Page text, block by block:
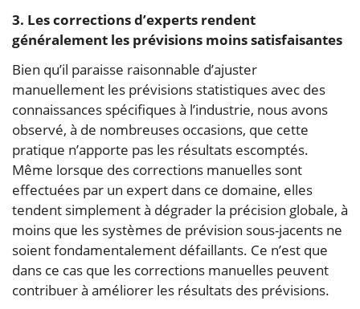
3. Les corrections d’experts rendent
généralement les prévisions moins satisfaisantes
Bien qu’il paraisse raisonnable d’ajuster
manuellement les prévisions statistiques avec des
connaissances spécifiques à l’industrie, nous avons
observé, à de nombreuses occasions, que cette
pratique n’apporte pas les résultats escomptés.
Même lorsque des corrections manuelles sont
effectuées par un expert dans ce domaine, elles
tendent simplement à dégrader la précision globale, à
moins que les systèmes de prévision sous-jacents ne
soient fondamentalement défaillants. Ce n’est que
dans ce cas que les corrections manuelles peuvent
contribuer à améliorer les résultats des prévisions.